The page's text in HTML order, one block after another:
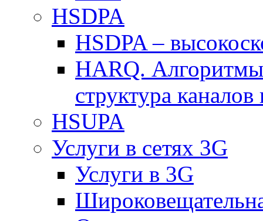
HSDPA
HSDPA –
HARQ.
структура
HSUPA
Услуги в сетях 3G
Услуги в 3G